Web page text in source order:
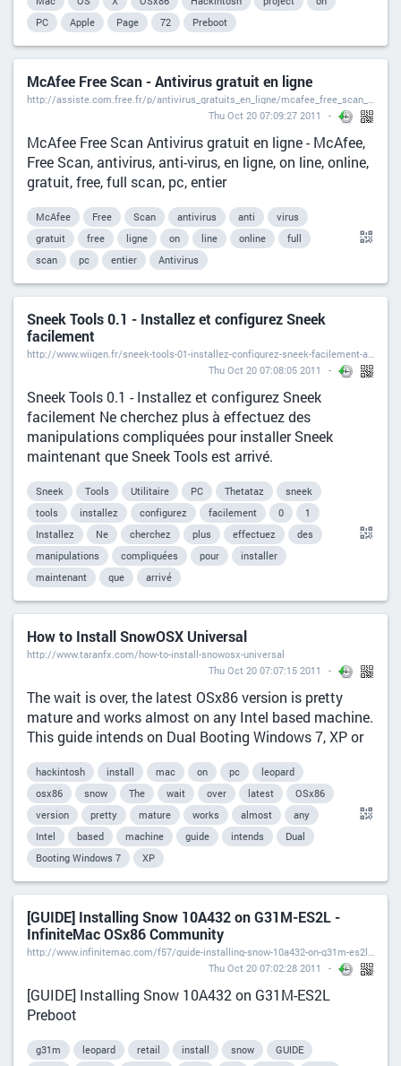
PC
Apple Page 72 Preboot
McAfee Free Scan - Antivirus gratuit en ligne
Thu Oct 20 07:09:27 2011
McAfee Free Scan Antivirus gratuit en ligne - McAfee,
Free Scan, antivirus, anti-virus, en ligne, on line, online,
gratuit, free, full scan, pc, entier
McAfee Free Scan antivirus anti
virus
gratuit
free ligne on line online
full
scan
pc entier Antivirus
Sneek Tools 0.1 - Installez et configurez Sneek
facilement
Thu Oct 20 07:08:05 2011
Sneek Tools 0.1 - Installez et configurez Sneek
facilement Ne cherchez plus à effectuez des
manipulations compliquées pour installer Sneek
maintenant que Sneek Tools est arrivé.
Sneek Tools Utilitaire PC Thetataz
sneek
tools
installez configurez facilement 0
1
Installez
Ne cherchez plus effectuez
des
manipulations
compliquées pour
installer
maintenant
que arrivé
How to Install SnowOSX Universal
http://www.taranfx.com/how-to-install-snowosx-universal
Thu Oct 20 07:07:15 2011
The wait is over, the latest OSx86 version is pretty
mature and works almost on any Intel based machine.
This guide intends on Dual Booting Windows 7, XP or
hackintosh install mac on pc
leopard
osx86
snow The wait over latest
OSx86
version
pretty mature works almost
any
Intel
based machine guide intends
Dual
Booting Windows 7
XP
[GUIDE] Installing Snow 10A432 on G31M-ES2L -
InfiniteMac OSx86 Community
Thu Oct 20 07:02:28 2011
[GUIDE] Installing Snow 10A432 on G31M-ES2L
Preboot
g31m leopard retail install snow
GUIDE